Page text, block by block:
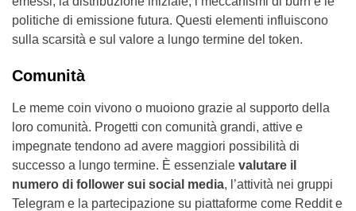
politiche di emissione futura. Questi elementi influiscono
sulla scarsità e sul valore a lungo termine del token.
Comunità
Le meme coin vivono o muoiono grazie al supporto della
loro comunità. Progetti con comunità grandi, attive e
impegnate tendono ad avere maggiori possibilità di
successo a lungo termine. È essenziale valutare il
numero di follower sui social media, l’attività nei gruppi
Telegram e la partecipazione su piattaforme come Reddit e